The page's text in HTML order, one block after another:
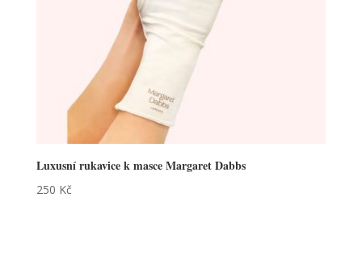
Luxusní rukavice k masce Margaret Dabbs
250 Kč